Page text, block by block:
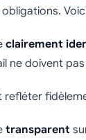
clairement
ne doivent
refléter
transparent